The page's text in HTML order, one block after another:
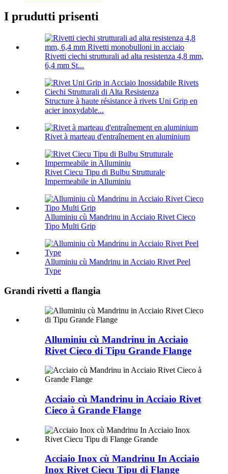
I prudutti prisenti
Rivetti ciechi strutturali ad alta resistenza 4,8 mm,
6,4 mm St...
Structure à haute résistance à rivets Uni Grip en
acier inoxydable...
Rivet à marteau d'entraînement en aluminium
Rivet Ciecu Tipu di Bulbu Strutturale
Impermeabile in Alluminiu
Alluminiu cù Mandrinu in Acciaio Rivet Cieco
Tipo Multi Grip
Alluminiu cù Mandrinu in Acciaio Rivet Peel
Type
Grandi rivetti a flangia
Alluminiu cù Mandrinu in Acciaio
Rivet Cieco di Tipu Grande Flange
Acciaio cù Mandrinu in Acciaio Rivet
Cieco à Grande Flange
Acciaio Inox cù Mandrinu In Acciaio
Inox Rivet Ciecu Tipu di Flange